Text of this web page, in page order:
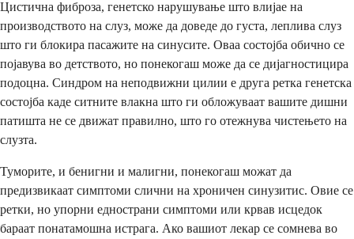
Цистична фиброза, генетско нарушување што влијае на
производството на слуз, може да доведе до густа, леплива слуз
што ги блокира пасажите на синусите. Оваа состојба обично се
појавува во детството, но понекогаш може да се дијагностицира
подоцна. Синдром на неподвижни цилии е друга ретка генетска
состојба каде ситните влакна што ги обложуваат вашите дишни
патишта не се движат правилно, што го отежнува чистењето на
слузта.
Туморите, и бенигни и малигни, понекогаш можат да
предизвикаат симптоми слични на хроничен синузитис. Овие се
ретки, но упорни еднострани симптоми или крвав исцедок
бараат понатамошна истрага. Ако вашиот лекар се сомнева во